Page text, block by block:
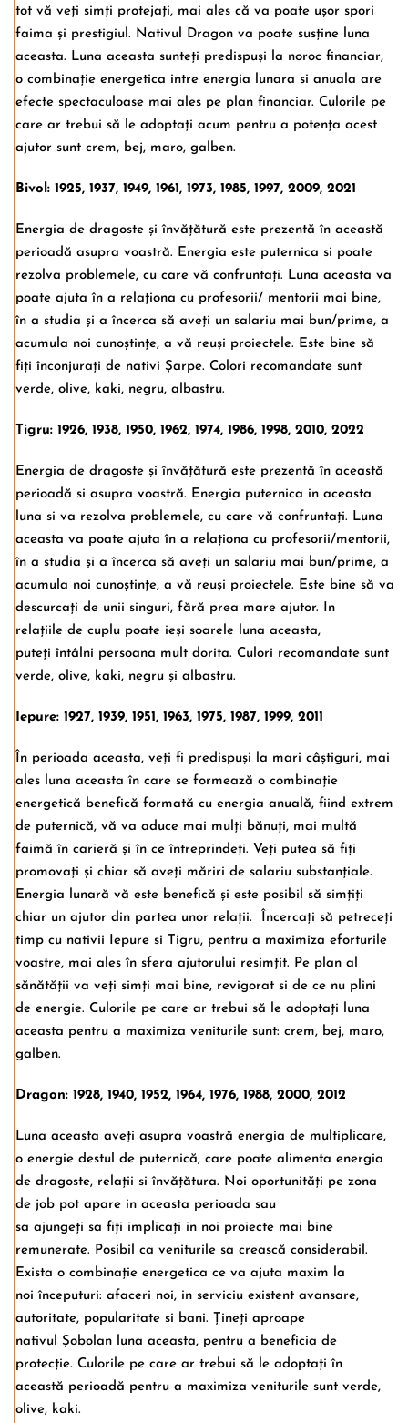
tot vă veți simți protejați, mai ales că va poate ușor spori
faima și prestigiul. Nativul Dragon va poate susține luna
aceasta. Luna aceasta sunteți predispuși la noroc financiar,
o combinație energetica intre energia lunara si anuala are
efecte spectaculoase mai ales pe plan financiar. Culorile pe
care ar trebui să le adoptați acum pentru a potența acest
ajutor sunt crem, bej, maro, galben.
Bivol: 1925, 1937, 1949, 1961, 1973, 1985, 1997, 2009, 2021
Energia de dragoste și învățătură este prezentă în această
perioadă asupra voastră. Energia este puternica si poate
rezolva problemele, cu care vă confruntați. Luna aceasta va
poate ajuta în a relaționa cu profesorii/ mentorii mai bine,
în a studia și a încerca să aveți un salariu mai bun/prime, a
acumula noi cunoștințe, a vă reuși proiectele. Este bine să
fiți înconjurați de nativi Șarpe. Colori recomandate sunt
verde, olive, kaki, negru, albastru.
Tigru: 1926, 1938, 1950, 1962, 1974, 1986, 1998, 2010, 2022
Energia de dragoste și învățătură este prezentă în această
perioadă si asupra voastră. Energia puternica in aceasta
luna si va rezolva problemele, cu care vă confruntați. Luna
aceasta va poate ajuta în a relaționa cu profesorii/mentorii,
în a studia și a încerca să aveți un salariu mai bun/prime, a
acumula noi cunoștințe, a vă reuși proiectele. Este bine să va
descurcați de unii singuri, fără prea mare ajutor. In
relațiile de cuplu poate ieși soarele luna aceasta,
puteți întâlni persoana mult dorita. Culori recomandate sunt
verde, olive, kaki, negru și albastru.
Iepure: 1927, 1939, 1951, 1963, 1975, 1987, 1999, 2011
În perioada aceasta, veți fi predispuși la mari câștiguri, mai
ales luna aceasta în care se formează o combinație
energetică benefică formată cu energia anuală, fiind extrem
de puternică, vă va aduce mai mulți bănuți, mai multă
faimă în carieră și în ce întreprindeți. Veți putea să fiți
promovați și chiar să aveți măriri de salariu substanțiale.
Energia lunară vă este benefică și este posibil să simțiți
chiar un ajutor din partea unor relații. Încercați să petreceți
timp cu nativii Iepure si Tigru, pentru a maximiza eforturile
voastre, mai ales în sfera ajutorului resimțit. Pe plan al
sănătății va veți simți mai bine, revigorat si de ce nu plini
de energie. Culorile pe care ar trebui să le adoptați luna
aceasta pentru a maximiza veniturile sunt: crem, bej, maro,
galben.
Dragon: 1928, 1940, 1952, 1964, 1976, 1988, 2000, 2012
Luna aceasta aveți asupra voastră energia de multiplicare,
o energie destul de puternică, care poate alimenta energia
de dragoste, relații si învățătura. Noi oportunități pe zona
de job pot apare in aceasta perioada sau
sa ajungeți sa fiți implicați in noi proiecte mai bine
remunerate. Posibil ca veniturile sa crească considerabil.
Exista o combinație energetica ce va ajuta maxim la
noi începuturi: afaceri noi, in serviciu existent avansare,
autoritate, popularitate si bani. Țineți aproape
nativul Șobolan luna aceasta, pentru a beneficia de
protecție. Culorile pe care ar trebui să le adoptați în
această perioadă pentru a maximiza veniturile sunt verde,
olive, kaki.